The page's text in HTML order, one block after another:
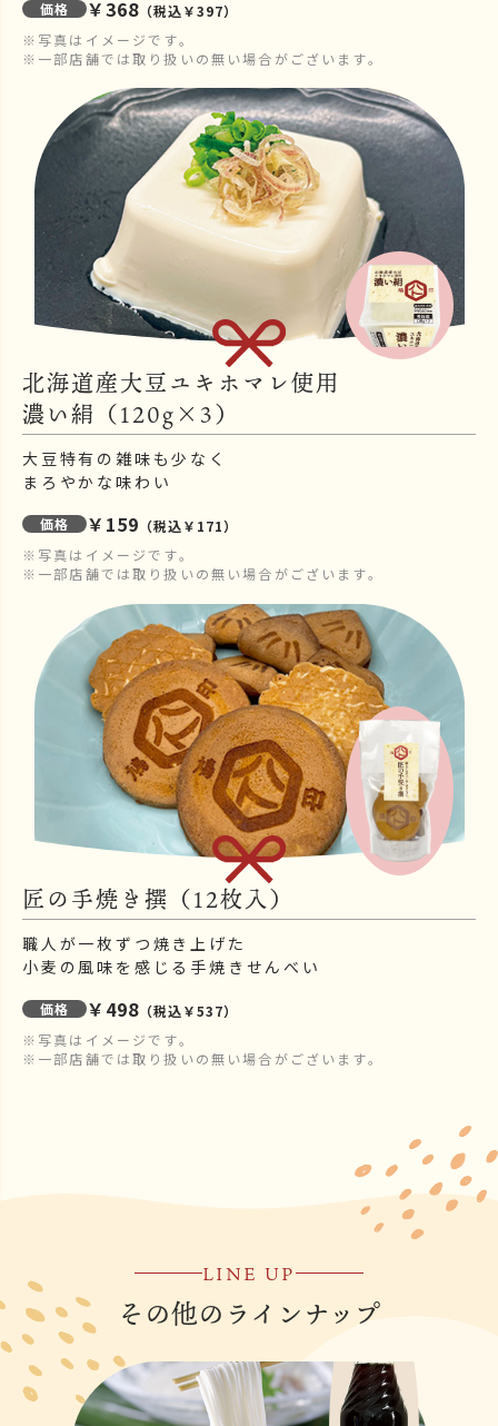
価格 ￥368（税込￥397）
※写真はイメージです。
※一部店舗では取り扱いの無い場合がございます。
北海道産大豆ユキホマレ使用
濃い絹（120g×3）
大豆特有の雑味も少なく
まろやかな味わい
価格 ￥159 （税込￥171）
※写真はイメージです。
※一部店舗では取り扱いの無い場合がございます。
匠の手焼き撰（12枚入）
職人が一枚ずつ焼き上げた
小麦の風味を感じる手焼きせんべい
価格 ￥498（税込￥537）
※写真はイメージです。
※一部店舗では取り扱いの無い場合がございます。
LINE UP
その他のラインナップ